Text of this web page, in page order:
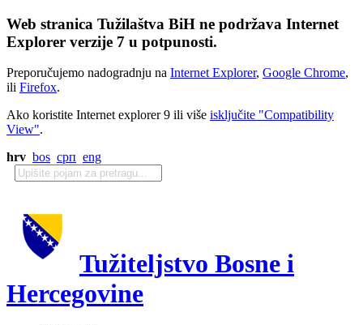
Web stranica Tužilaštva BiH ne podržava Internet
Explorer verzije 7 u potpunosti.
Preporučujemo nadogradnju na Internet Explorer, Google Chrome,
ili Firefox.
Ako koristite Internet explorer 9 ili više isključite "Compatibility
View".
hrv bos срп eng
Tužiteljstvo Bosne i
Hercegovine